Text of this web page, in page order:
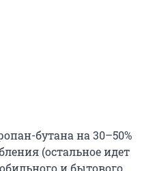
бутана на 30–50%
(остальное идет